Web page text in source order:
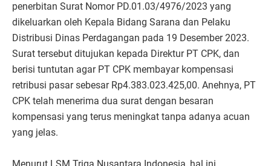
penerbitan Surat Nomor PD.01.03/4976/2023 yang
dikeluarkan oleh Kepala Bidang Sarana dan Pelaku
Distribusi Dinas Perdagangan pada 19 Desember 2023.
Surat tersebut ditujukan kepada Direktur PT CPK, dan
berisi tuntutan agar PT CPK membayar kompensasi
retribusi pasar sebesar Rp4.383.023.425,00. Anehnya, PT
CPK telah menerima dua surat dengan besaran
kompensasi yang terus meningkat tanpa adanya acuan
yang jelas.